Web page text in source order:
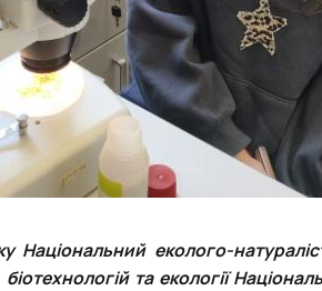
еколого-
та екології